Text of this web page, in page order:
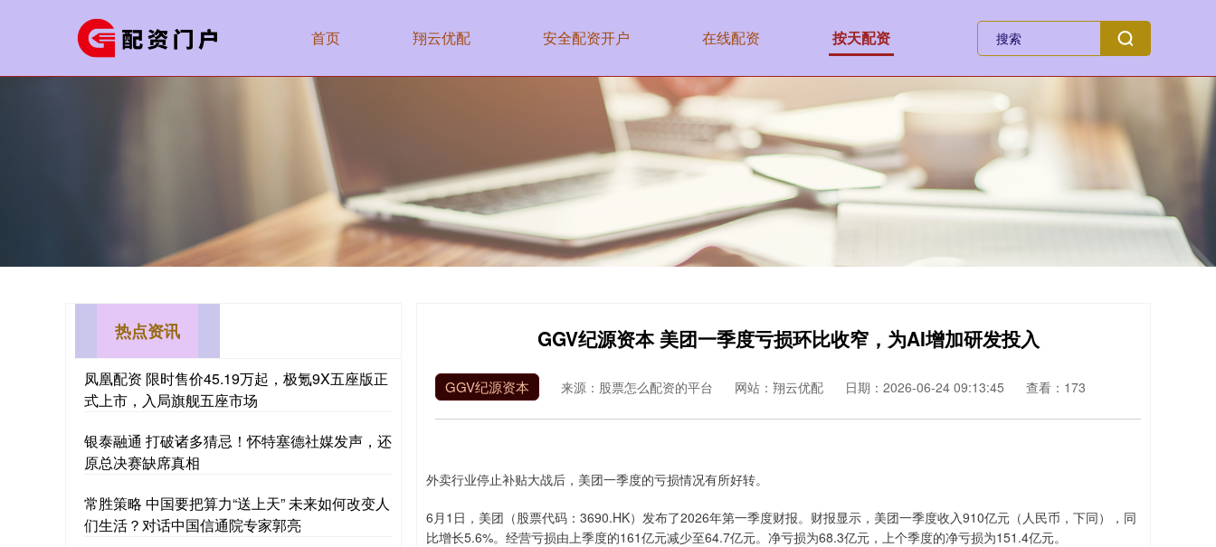
首页 翔云优配 安全配资开户 在线配资 按天配资
GGV纪源资本 美团一季度亏损环比收窄，为AI增加研发投入
GGV纪源资本 来源：股票怎么配资的平台 网站：翔云优配 日期：2026-06-24 09:13:45 查看：173
外卖行业停止补贴大战后，美团一季度的亏损情况有所好转。
6月1日，美团（股票代码：3690.HK）发布了2026年第一季度财报。财报显示，美团一季度收入910亿元（人民币，下同），同
比增长5.6%。经营亏损由上季度的161亿元减少至64.7亿元。净亏损为68.3亿元，上个季度的净亏损为151.4亿元。
热点资讯
凤凰配资 限时售价45.19万起，极氪9X五座版正
式上市，入局旗舰五座市场
银泰融通 打破诸多猜忌！怀特塞德社媒发声，还
原总决赛缺席真相
常胜策略 中国要把算力“送上天” 未来如何改变人
们生活？对话中国信通院专家郭亮